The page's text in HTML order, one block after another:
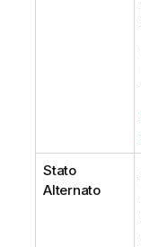
Stato
Alternato